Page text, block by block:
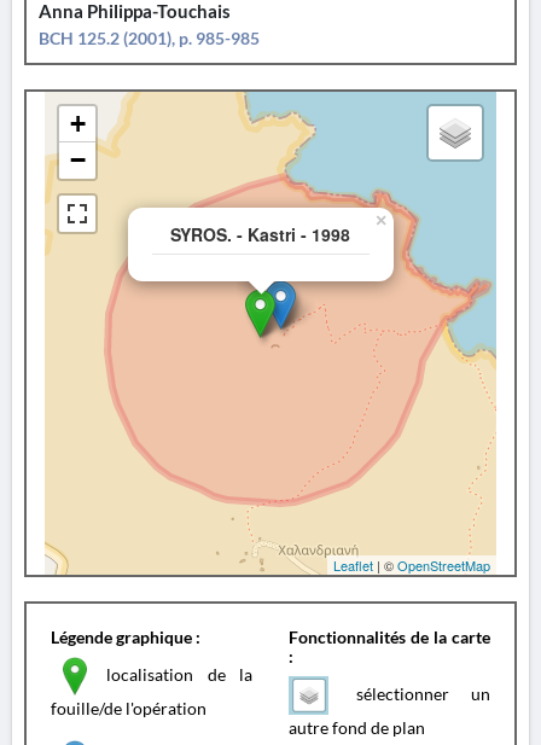
Anna Philippa-Touchais
BCH 125.2 (2001), p. 985-985
SYROS. - Kastri - 1998
×
+
−
Leaflet | ©OpenStreetMap
Légende graphique :
localisation de la
fouille/de l'opération
Fonctionnalités de la carte
:
sélectionner un
autre fond de plan